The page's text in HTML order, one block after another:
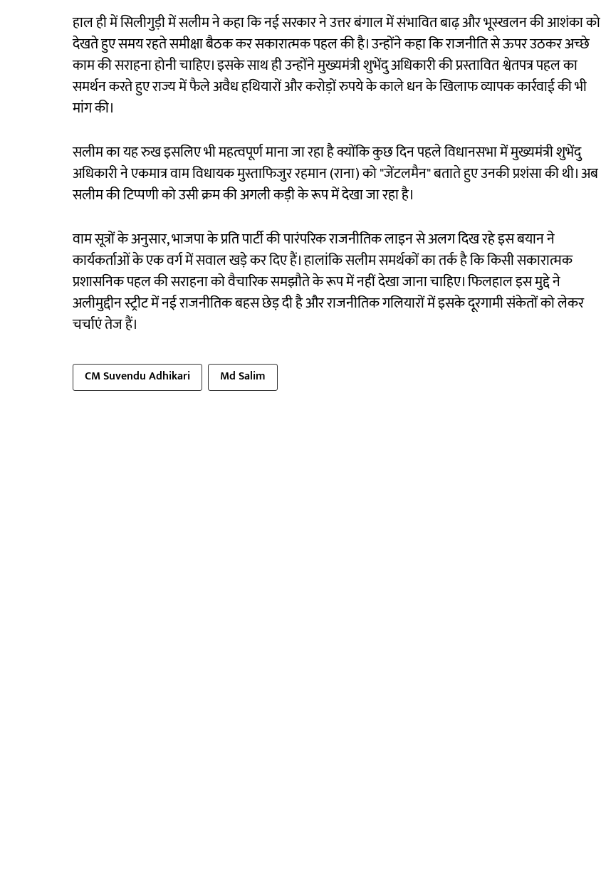
हाल ही में सिलीगुड़ी में सलीम ने कहा कि नई सरकार ने उत्तर बंगाल में संभावित बाढ़ और भूस्खलन की आशंका को
देखते हुए समय रहते समीक्षा बैठक कर सकारात्मक पहल की है। उन्होंने कहा कि राजनीति से ऊपर उठकर अच्छे
काम की सराहना होनी चाहिए। इसके साथ ही उन्होंने मुख्यमंत्री शुभेंदु अधिकारी की प्रस्तावित श्वेतपत्र पहल का
समर्थन करते हुए राज्य में फैले अवैध हथियारों और करोड़ों रुपये के काले धन के खिलाफ व्यापक कार्रवाई की भी
मांग की।
सलीम का यह रुख इसलिए भी महत्वपूर्ण माना जा रहा है क्योंकि कुछ दिन पहले विधानसभा में मुख्यमंत्री शुभेंदु
अधिकारी ने एकमात्र वाम विधायक मुस्ताफिजुर रहमान (राना) को "जेंटलमैन" बताते हुए उनकी प्रशंसा की थी। अब
सलीम की टिप्पणी को उसी क्रम की अगली कड़ी के रूप में देखा जा रहा है।
वाम सूत्रों के अनुसार, भाजपा के प्रति पार्टी की पारंपरिक राजनीतिक लाइन से अलग दिख रहे इस बयान ने
कार्यकर्ताओं के एक वर्ग में सवाल खड़े कर दिए हैं। हालांकि सलीम समर्थकों का तर्क है कि किसी सकारात्मक
प्रशासनिक पहल की सराहना को वैचारिक समझौते के रूप में नहीं देखा जाना चाहिए। फिलहाल इस मुद्दे ने
अलीमुद्दीन स्ट्रीट में नई राजनीतिक बहस छेड़ दी है और राजनीतिक गलियारों में इसके दूरगामी संकेतों को लेकर
चर्चाएं तेज हैं।
CM Suvendu Adhikari Md Salim